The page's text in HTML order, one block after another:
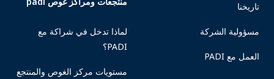
تاريخنا
مسؤولية الشركة
العمل مع PADI
لماذا تدخل في شراكة مع
PADI؟
مستويات مركز الغوص والمنتجع